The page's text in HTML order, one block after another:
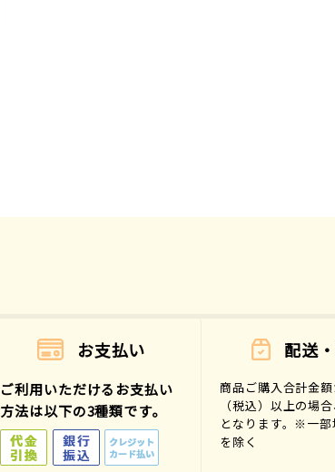
お支払い
ご利用いただけるお支払い
方法は以下の3種類です。
配送
商品ご購入合計金
（税込）以上の場
となります。※一
を除く